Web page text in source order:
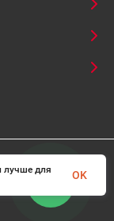
лучше для
OK